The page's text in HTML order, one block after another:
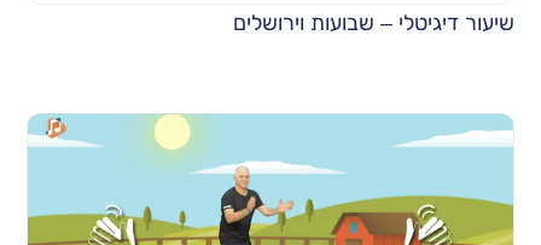
שיעור דיגיטלי – שבועות וירושלים